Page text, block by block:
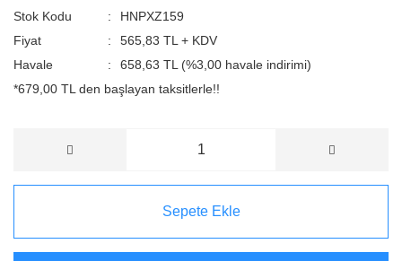
Stok Kodu
HNPXZ159
Fiyat
565,83 TL + KDV
Havale
658,63 TL (%3,00 havale indirimi)
*679,00 TL den başlayan taksitlerle!!
Sepete Ekle